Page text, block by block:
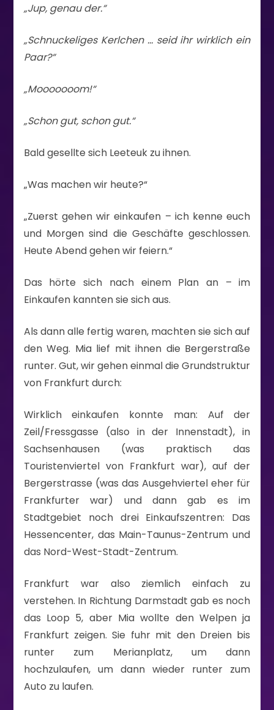
„Jup, genau der.“
„Schnuckeliges Kerlchen … seid ihr wirklich ein
Paar?“
„Mooooooom!“
„Schon gut, schon gut.“
Bald gesellte sich Leeteuk zu ihnen.
„Was machen wir heute?“
„Zuerst gehen wir einkaufen – ich kenne euch
und Morgen sind die Geschäfte geschlossen.
Heute Abend gehen wir feiern.“
Das hörte sich nach einem Plan an – im
Einkaufen kannten sie sich aus.
Als dann alle fertig waren, machten sie sich auf
den Weg. Mia lief mit ihnen die Bergerstraße
runter. Gut, wir gehen einmal die Grundstruktur
von Frankfurt durch:
Wirklich einkaufen konnte man: Auf der
Zeil/Fressgasse (also in der Innenstadt), in
Sachsenhausen (was praktisch das
Touristenviertel von Frankfurt war), auf der
Bergerstrasse (was das Ausgehviertel eher für
Frankfurter war) und dann gab es im
Stadtgebiet noch drei Einkaufszentren: Das
Hessencenter, das Main-Taunus-Zentrum und
das Nord-West-Stadt-Zentrum.
Frankfurt war also ziemlich einfach zu
verstehen. In Richtung Darmstadt gab es noch
das Loop 5, aber Mia wollte den Welpen ja
Frankfurt zeigen. Sie fuhr mit den Dreien bis
runter zum Merianplatz, um dann
hochzulaufen, um dann wieder runter zum
Auto zu laufen.